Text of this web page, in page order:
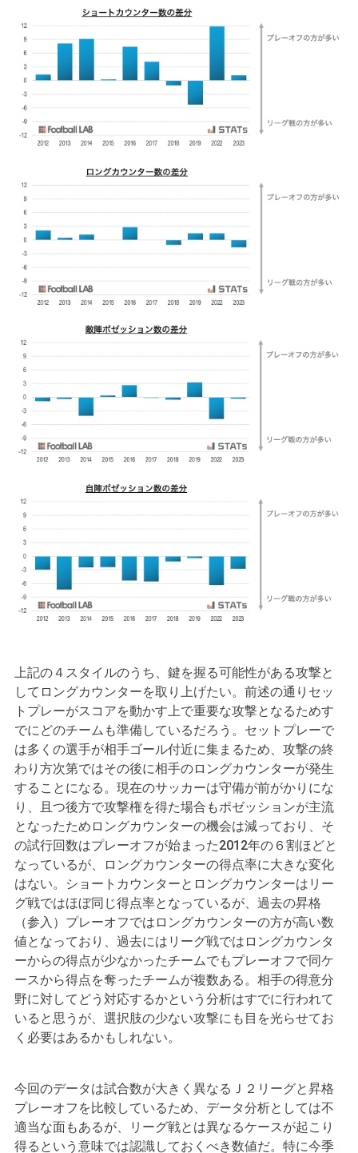
上記の４スタイルのうち、鍵を握る可能性がある攻撃と
してロングカウンターを取り上げたい。前述の通りセッ
トプレーがスコアを動かす上で重要な攻撃となるためす
でにどのチームも準備しているだろう。セットプレーで
は多くの選手が相手ゴール付近に集まるため、攻撃の終
わり方次第ではその後に相手のロングカウンターが発生
することになる。現在のサッカーは守備が前がかりにな
り、且つ後方で攻撃権を得た場合もポゼッションが主流
となったためロングカウンターの機会は減っており、そ
の試行回数はプレーオフが始まった2012年の６割ほどと
なっているが、ロングカウンターの得点率に大きな変化
はない。ショートカウンターとロングカウンターはリー
グ戦ではほぼ同じ得点率となっているが、過去の昇格
（参入）プレーオフではロングカウンターの方が高い数
値となっており、過去にはリーグ戦ではロングカウンタ
ーからの得点が少なかったチームでもプレーオフで同ケ
ースから得点を奪ったチームが複数ある。相手の得意分
野に対してどう対応するかという分析はすでに行われて
いると思うが、選択肢の少ない攻撃にも目を光らせてお
く必要はあるかもしれない。
今回のデータは試合数が大きく異なるＪ２リーグと昇格
プレーオフを比較しているため、データ分析としては不
適当な面もあるが、リーグ戦とは異なるケースが起こり
得るという意味では認識しておくべき数値だ。特に今季